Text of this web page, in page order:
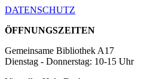
DATENSCHUTZ
ÖFFNUNGSZEITEN
Gemeinsame Bibliothek A17
Dienstag - Donnerstag: 10-15 Uhr